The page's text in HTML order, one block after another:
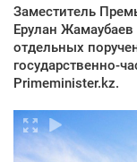
Заместитель
Ерулан
отдельных
государственно-
Primeminister.kz.